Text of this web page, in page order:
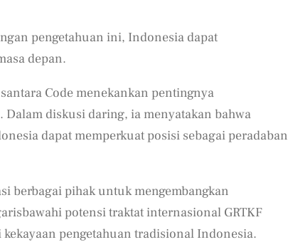
pengetahuan ini, Indonesia dapat
depan.
Code menekankan pentingnya
diskusi daring, ia menyatakan bahwa
dapat memperkuat posisi sebagai peradaban
berbagai pihak untuk mengembangkan
potensi traktat internasional GRTKF
pengetahuan tradisional Indonesia.